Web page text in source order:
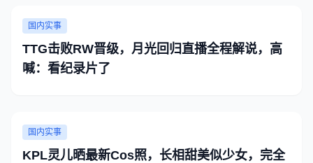
国内实事
TTG击败RW晋级，月光回归直播全程解说，高
喊：看纪录片了
国内实事
KPL灵儿晒最新Cos照，长相甜美似少女，完全